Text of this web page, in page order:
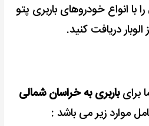
را با انواع خودروهای باربری پتو
الوبار دریافت کنید.
برایباربری به خراسان شمالی
موارد زیر می باشد :